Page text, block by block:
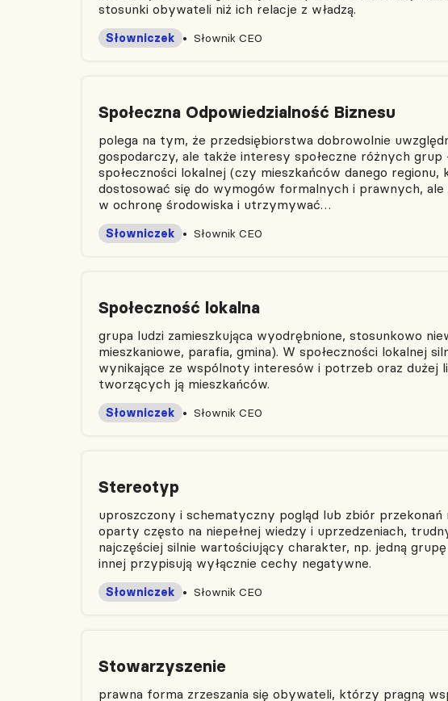
stosunki obywateli niż ich relacje z władzą.
Słownik CEO
Słowniczek
Społeczna Odpowiedzialność Biznesu
polega na tym, że przedsiębiorstwa dobrowolnie
gospodarczy, ale także interesy społeczne różnych
społeczności lokalnej (czy mieszkańców danego
dostosować się do wymogów formalnych i prawnych,
w ochronę środowiska i utrzymywać…
Słownik CEO
Słowniczek
Społeczność lokalna
grupa ludzi zamieszkująca wyodrębnione, stosunkowo
mieszkaniowe, parafia, gmina). W społeczności lokalnej
wynikające ze wspólnoty interesów i potrzeb oraz dużej
tworzących ją mieszkańców.
Słownik CEO
Słowniczek
Stereotyp
uproszczony i schematyczny pogląd lub zbiór
oparty często na niepełnej wiedzy i uprzedzeniach,
najczęściej silnie wartościujący charakter, np. jedną
innej przypisują wyłącznie cechy negatywne.
Słownik CEO
Słowniczek
Stowarzyszenie
prawna forma zrzeszania się obywateli, którzy pragną